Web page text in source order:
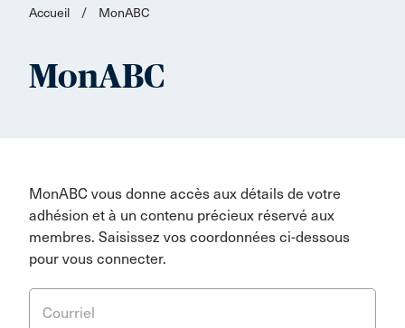
Accueil / MonABC
MonABC
MonABC vous donne accès aux détails de votre
adhésion et à un contenu précieux réservé aux
membres. Saisissez vos coordonnées ci-dessous
pour vous connecter.
Courriel